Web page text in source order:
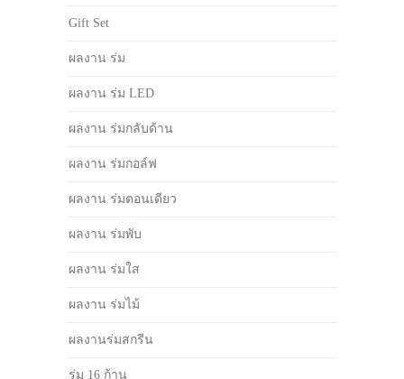
Gift Set
ผลงาน ร่ม
ผลงาน ร่ม LED
ผลงาน ร่มกลับด้าน
ผลงาน ร่มกอล์ฟ
ผลงาน ร่มตอนเดียว
ผลงาน ร่มพับ
ผลงาน ร่มใส
ผลงาน ร่มไม้
ผลงานร่มสกรีน
ร่ม 16 ก้าน